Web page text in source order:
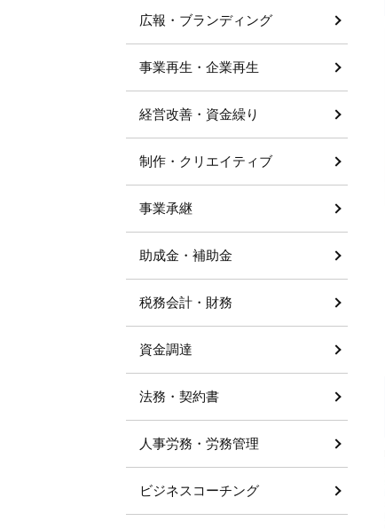
広報・ブランディング
事業再生・企業再生
経営改善・資金繰り
制作・クリエイティブ
事業承継
助成金・補助金
税務会計・財務
資金調達
法務・契約書
人事労務・労務管理
ビジネスコーチング